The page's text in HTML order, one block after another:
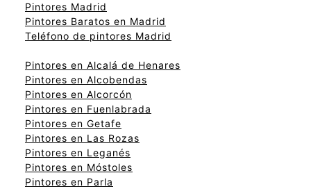
Pintores Madrid
Pintores Baratos en Madrid
Teléfono de pintores Madrid
Pintores en Alcalá de Henares
Pintores en Alcobendas
Pintores en Alcorcón
Pintores en Fuenlabrada
Pintores en Getafe
Pintores en Las Rozas
Pintores en Leganés
Pintores en Móstoles
Pintores en Parla